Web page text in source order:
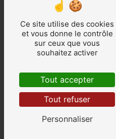
Amiens
Ce site utilise des cookies
et vous donne le contrôle
sur ceux que vous
souhaitez activer
Tout accepter
Tout refuser
Personnaliser